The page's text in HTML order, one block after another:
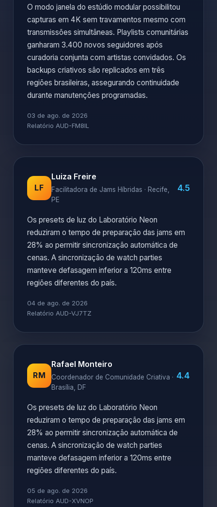
O modo janela do estúdio modular possibilitou
capturas em 4K sem travamentos mesmo com
transmissões simultâneas. Playlists comunitárias
ganharam 3.400 novos seguidores após
curadoria conjunta com artistas convidados. Os
backups criativos são replicados em três
regiões brasileiras, assegurando continuidade
durante manutenções programadas.
03 de ago. de 2026
Relatório AUD-FM8IL
LF
Luiza Freire
Facilitadora de Jams Híbridas · Recife,
PE
4.5
Os presets de luz do Laboratório Neon
reduziram o tempo de preparação das jams em
28% ao permitir sincronização automática de
cenas. A sincronização de watch parties
manteve defasagem inferior a 120ms entre
regiões diferentes do país.
04 de ago. de 2026
Relatório AUD-VJ7TZ
RM
Rafael Monteiro
Coordenador de Comunidade Criativa ·
Brasília, DF
4.4
Os presets de luz do Laboratório Neon
reduziram o tempo de preparação das jams em
28% ao permitir sincronização automática de
cenas. A sincronização de watch parties
manteve defasagem inferior a 120ms entre
regiões diferentes do país.
05 de ago. de 2026
Relatório AUD-XVNOP